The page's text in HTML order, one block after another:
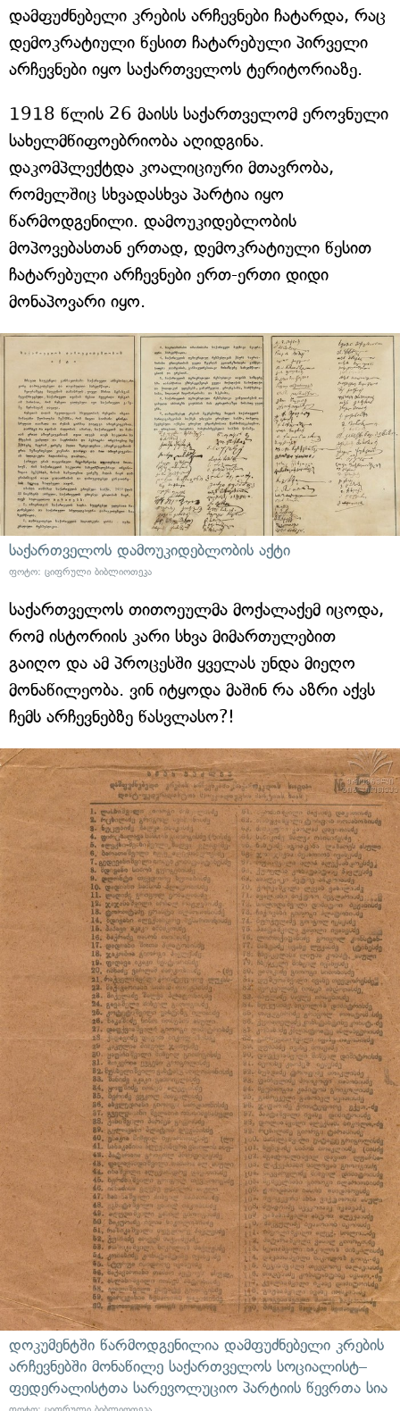
დამფუძნებელი კრების არჩევნები ჩატარდა, რაც
დემოკრატიული წესით ჩატარებული პირველი
არჩევნები იყო საქართველოს ტერიტორიაზე.
1918 წლის 26 მაისს საქართველომ ეროვნული
სახელმწიფოებრიობა აღიდგინა.
დაკომპლექტდა კოალიციური მთავრობა,
რომელშიც სხვადასხვა პარტია იყო
წარმოდგენილი. დამოუკიდებლობის
მოპოვებასთან ერთად, დემოკრატიული წესით
ჩატარებული არჩევნები ერთ-ერთი დიდი
მონაპოვარი იყო.
საქართველოს დამოუკიდებლობის აქტი
ფოტო: ციფრული ბიბლიოთეკა
საქართველოს თითოეულმა მოქალაქემ იცოდა,
რომ ისტორიის კარი სხვა მიმართულებით
გაიღო და ამ პროცესში ყველას უნდა მიეღო
მონაწილეობა. ვინ იტყოდა მაშინ რა აზრი აქვს
ჩემს არჩევნებზე წასვლასო?!
დოკუმენტში წარმოდგენილია დამფუძნებელი კრების
არჩევნებში მონაწილე საქართველოს სოციალისტ–
ფედერალისტთა სარევოლუციო პარტიის წევრთა სია